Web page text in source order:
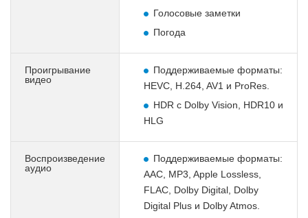
Голосовые заметки
Погода
Проигрывание
видео
Поддерживаемые форматы:
HEVC, H.264, AV1 и ProRes.
HDR с Dolby Vision, HDR10 и
HLG
Воспроизведение
аудио
Поддерживаемые форматы:
AAC, MP3, Apple Lossless,
FLAC, Dolby Digital, Dolby
Digital Plus и Dolby Atmos.